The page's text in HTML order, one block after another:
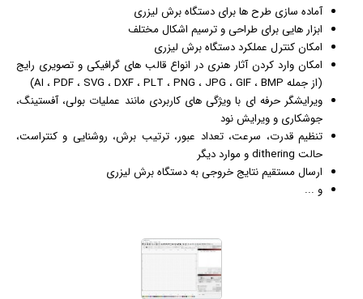
آماده سازی طرح ها برای دستگاه برش لیزری
ابزار هایی برای طراحی و ترسیم اشکال مختلف
امکان کنترل عملکرد دستگاه برش لیزری
امکان وارد کردن آثار هنری در انواع قالب های گرافیکی و تصویری رایج
(از جمله AI ، PDF ، SVG ، DXF ، PLT ، PNG ، JPG ، GIF ، BMP)
ویرایشگر حرفه ای با ویژگی های کاربردی مانند عملیات بولی، آفستینگ،
جوشکاری و ویرایش نود
تنظیم قدرت، سرعت، تعداد عبور، ترتیب برش، روشنایی و کنتراست،
حالت dithering و موارد دیگر
ارسال مستقیم نتایج خروجی به دستگاه برش لیزری
و ...